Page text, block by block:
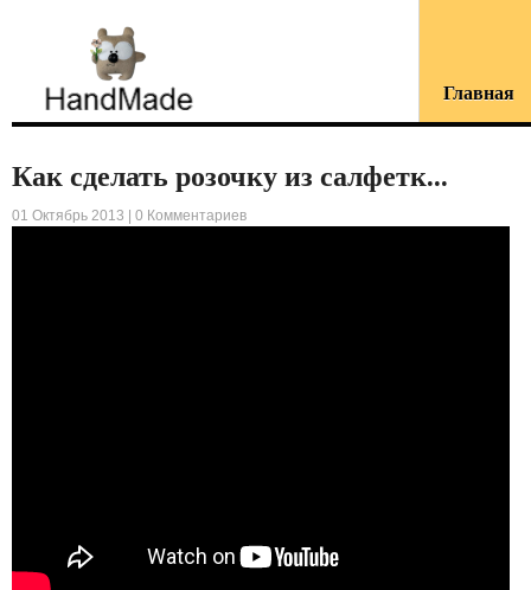
Главная
Как сделать розочку из салфетк...
01 Октябрь 2013 | 0 Комментариев